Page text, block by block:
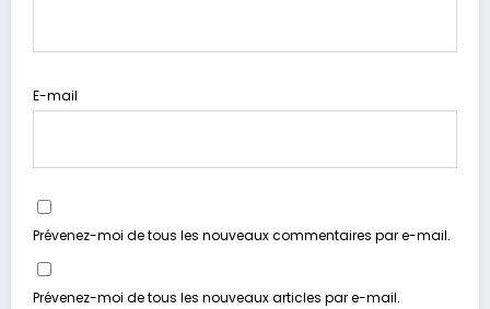
E-mail
Prévenez-moi de tous les nouveaux commentaires par e-mail.
Prévenez-moi de tous les nouveaux articles par e-mail.